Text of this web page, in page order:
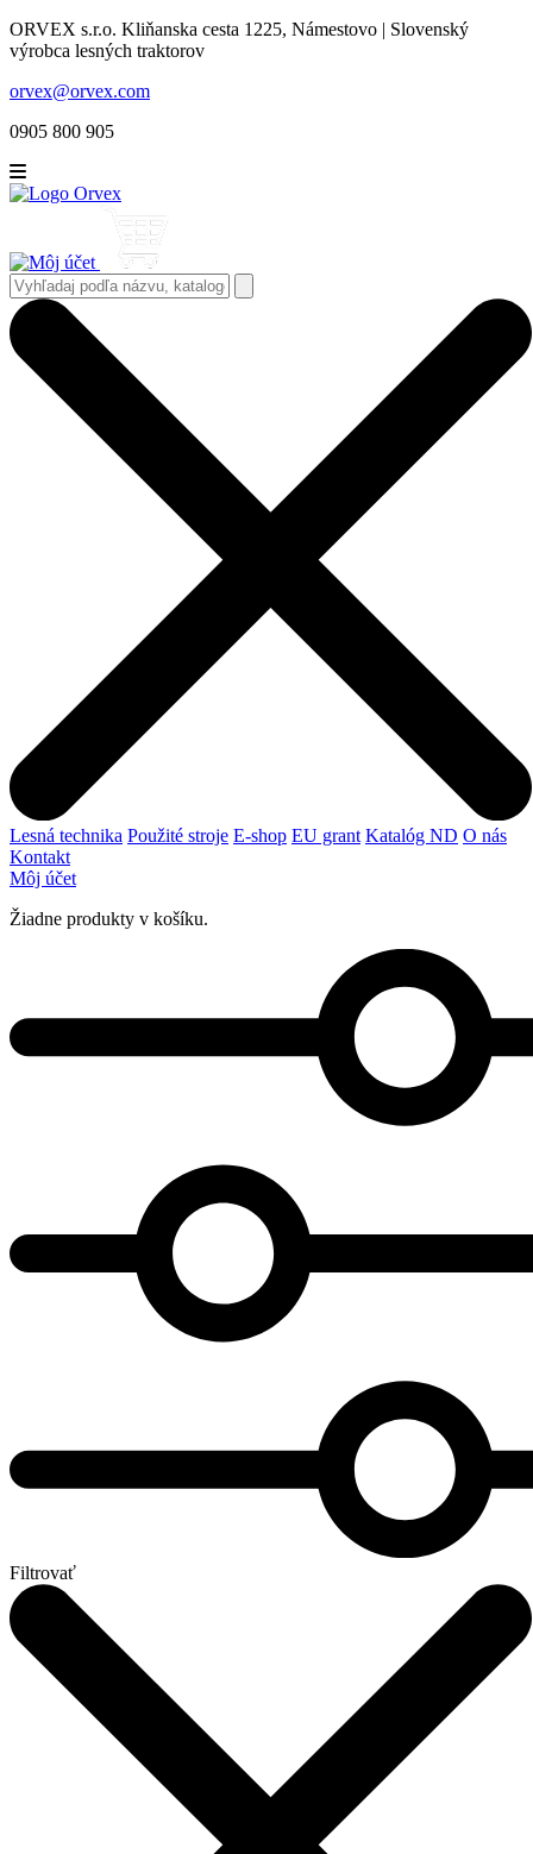
ORVEX s.r.o. Kliňanska cesta 1225, Námestovo | Slovenský
výrobca lesných traktorov
orvex@orvex.com
0905 800 905
Lesná technika Použité stroje E-shop EU grant Katalóg ND O nás
Kontakt
Môj účet
Žiadne produkty v košíku.
Filtrovať